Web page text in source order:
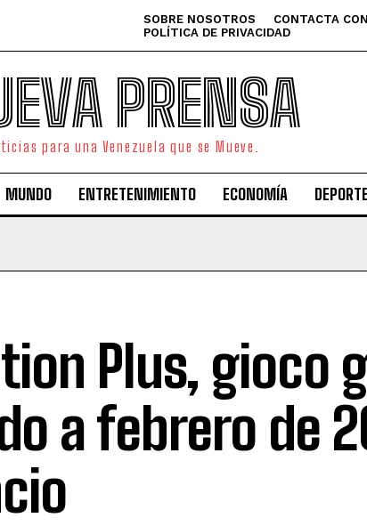
SOBRE NOSOTROS CONTACTA
POLÍTICA DE PRIVACIDAD
PRENSA
para una Venezuela que se Mueve.
MUNDO ENTRETENIMIENTO ECONOMÍA
Plus, gioco
a febrero de